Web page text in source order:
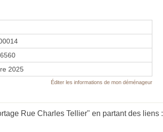
2025
Éditer les informations de mon déménageur
Rue Charles Tellier" en partant des liens :